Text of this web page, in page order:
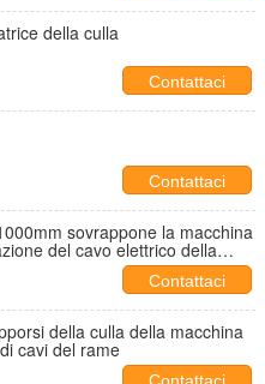
della culla
Contattaci
Contattaci
sovrappone la macchina
del cavo elettrico della
Contattaci
della culla della macchina
cavi del rame